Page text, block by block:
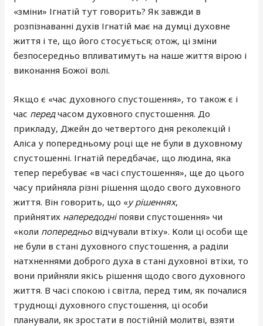
«зміни» Ігнатій тут говорить? Як завжди в
розпізнаванні духів Ігнатій має на думці духовне
життя і те, що його стосується; отож, ці зміни
безпосередньо впливатимуть на наше життя вірою і
виконання Божої волі.
Якщо є «час духовного спустошення», то також є і
час передчасом духовного спустошення. До
прикладу, Джейн до четвертого дня реколекцій і
Аліса у попередньому році ще не були в духовному
спустошенні. Ігнатій передбачає, що людина, яка
тепер перебуває «в часі спустошення», ще до цього
часу прийняла різні рішення щодо свого духовного
життя. Він говорить, що «у рішеннях,
прийнятих напередодніпояви спустошення» чи
«коли попередньовідчували втіху». Коли ці особи ще
не були в стані духовного спустошення, а раділи
натхненнями доброго духа в стані духовної втіхи, то
вони прийняли якісь рішення щодо свого духовного
життя. В часі спокою і світла, перед тим, як почалися
труднощі духовного спустошення, ці особи
планували, як зростати в постійній молитві, взяти